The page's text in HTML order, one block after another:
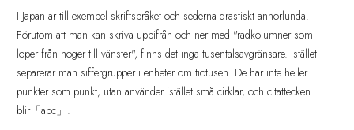
I Japan är till exempel skriftspråket och sederna drastiskt annorlunda.
Förutom att man kan skriva uppifrån och ner med "radkolumner som
löper från höger till vänster", finns det inga tusentalsavgränsare. Istället
separerar man siffergrupper i enheter om tiotusen. De har inte heller
punkter som punkt, utan använder istället små cirklar, och citattecken
blir「abc」.